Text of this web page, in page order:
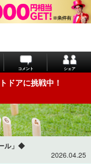
コメント シェア
アに挑戦中！
ル」◆
2026.04.25